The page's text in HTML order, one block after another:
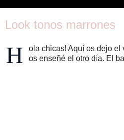
Look tonos marrones
H
ola chicas! Aquí os dejo
os enseñé el otro día. El